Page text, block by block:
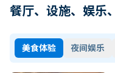
餐厅、设施、娱乐
美食体验 夜间娱乐